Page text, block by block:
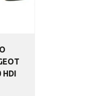
HDI